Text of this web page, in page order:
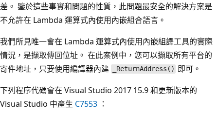
差。 鑒於這些事實和問題的性質，此問題最安全的解決方案是
不允許在 Lambda 運算式內使用內嵌組合語言。
我們所見唯一會在 Lambda 運算式內使用內嵌組譯工具的實際
情況，是擷取傳回位址。 在此案例中，您可以擷取所有平台的
寄件地址，只要使用編譯器內建
_ReturnAddress() 即可。
下列程序代碼會在 Visual Studio 2017 15.9 和更新版本的
Visual Studio 中產生 C7553 ：